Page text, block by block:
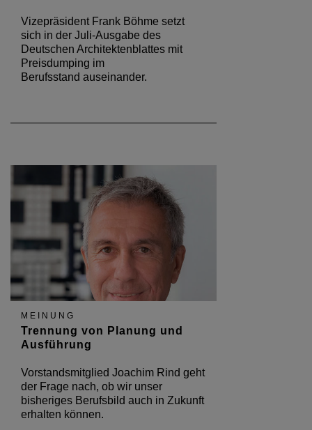
Vizepräsident Frank Böhme setzt
sich in der Juli-Ausgabe des
Deutschen Architektenblattes mit
Preisdumping im
Berufsstand auseinander.
MEINUNG
Trennung von Planung und
Ausführung
Vorstandsmitglied Joachim Rind geht
der Frage nach, ob wir unser
bisheriges Berufsbild auch in Zukunft
erhalten können.